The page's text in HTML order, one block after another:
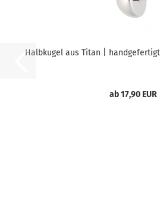
Halbkugel aus Titan | handgefertigt
ab 17,90 EUR